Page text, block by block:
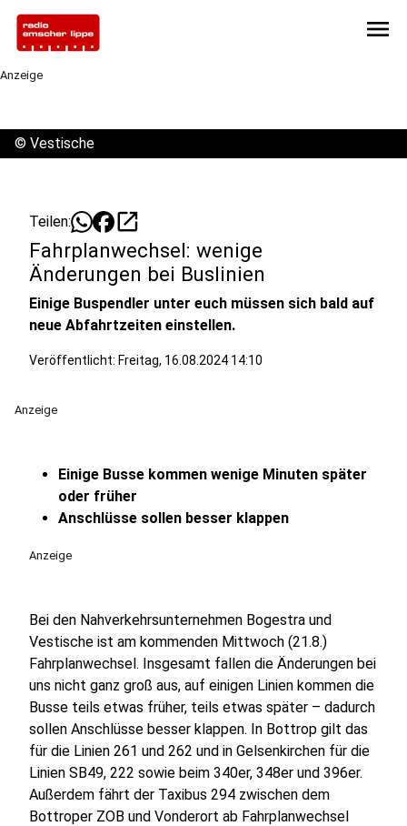
menu
Anzeige
© Vestische
Teilen: open_in_new
Fahrplanwechsel: wenige
Änderungen bei Buslinien
Einige Buspendler unter euch müssen sich bald auf
neue Abfahrtzeiten einstellen.
Veröffentlicht: Freitag, 16.08.2024 14:10
Anzeige
Einige Busse kommen wenige Minuten später
oder früher
Anschlüsse sollen besser klappen
Anzeige
Bei den Nahverkehrsunternehmen Bogestra und
Vestische ist am kommenden Mittwoch (21.8.)
Fahrplanwechsel. Insgesamt fallen die Änderungen bei
uns nicht ganz groß aus, auf einigen Linien kommen die
Busse teils etwas früher, teils etwas später – dadurch
sollen Anschlüsse besser klappen. In Bottrop gilt das
für die Linien 261 und 262 und in Gelsenkirchen für die
Linien SB49, 222 sowie beim 340er, 348er und 396er.
Außerdem fährt der Taxibus 294 zwischen dem
Bottroper ZOB und Vonderort ab Fahrplanwechsel